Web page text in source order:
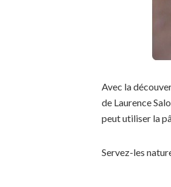
Avec la
de Laurence
peut utiliser la
Servez-les